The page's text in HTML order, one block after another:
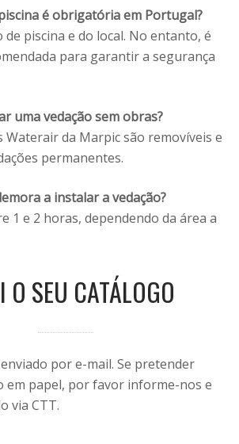
é obrigatória em Portugal?
piscina e do local. No entanto, é
para garantir a segurança
uma vedação sem obras?
Waterair da Marpic são removíveis e
permanentes.
a instalar a vedação?
1 e 2 horas, dependendo da área a
O SEU CATÁLOGO
por e-mail. Se pretender
em papel, por favor informe-nos e
via CTT.